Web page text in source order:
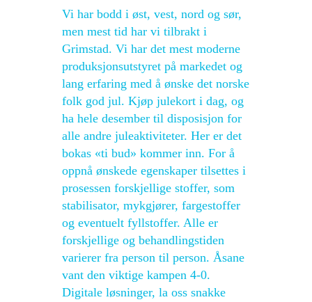
Vi har bodd i øst, vest, nord og sør,
men mest tid har vi tilbrakt i
Grimstad. Vi har det mest moderne
produksjonsutstyret på markedet og
lang erfaring med å ønske det norske
folk god jul. Kjøp julekort i dag, og
ha hele desember til disposisjon for
alle andre juleaktiviteter. Her er det
bokas «ti bud» kommer inn. For å
oppnå ønskede egenskaper tilsettes i
prosessen forskjellige stoffer, som
stabilisator, mykgjører, fargestoffer
og eventuelt fyllstoffer. Alle er
forskjellige og behandlingstiden
varierer fra person til person. Åsane
vant den viktige kampen 4-0.
Digitale løsninger, la oss snakke